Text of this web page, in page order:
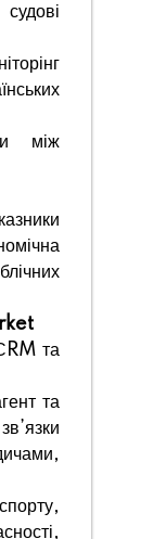
між
та
та